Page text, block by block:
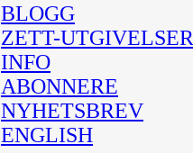
BLOGG
ZETT-UTGIVELSER
INFO
ABONNERE
NYHETSBREV
ENGLISH